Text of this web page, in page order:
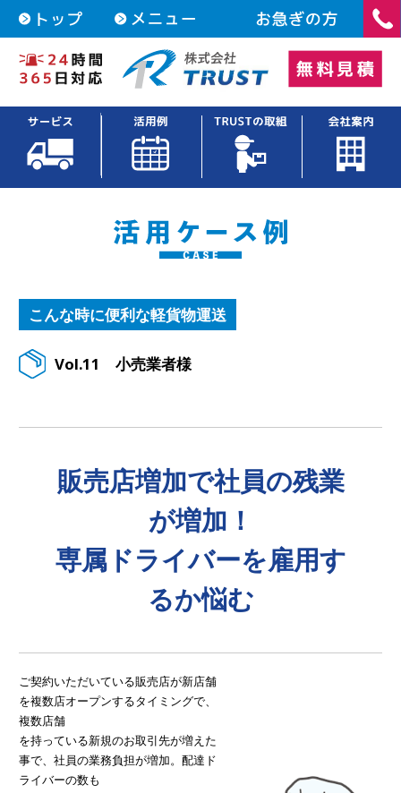
こんな時に便利な軽貨物運送
Vol.11 小売業者様
販売店増加で社員の残業
が増加！
専属ドライバーを雇用す
るか悩む
ご契約いただいている販売店が新店舗
を複数店オープンするタイミングで、
複数店舗
を持っている新規のお取引先が増えた
事で、社員の業務負担が増加。配達ド
ライバーの数も